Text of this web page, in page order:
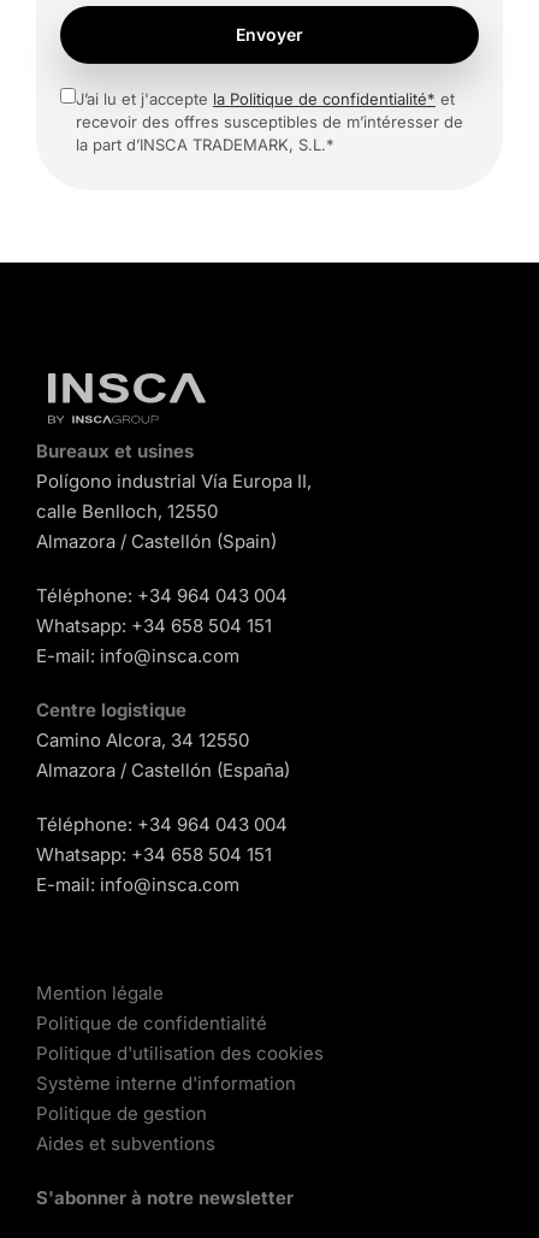
Envoyer
J’ai lu et j'accepte la Politique de confidentialité* et
recevoir des offres susceptibles de m’intéresser de
la part d’INSCA TRADEMARK, S.L.*
Bureaux et usines
Polígono industrial Vía Europa II,
calle Benlloch, 12550
Almazora / Castellón (Spain)
Téléphone: +34 964 043 004
Whatsapp: +34 658 504 151
E-mail: info@insca.com
Centre logistique
Camino Alcora, 34 12550
Almazora / Castellón (España)
Téléphone: +34 964 043 004
Whatsapp: +34 658 504 151
E-mail: info@insca.com
Mention légale
Politique de confidentialité
Politique d'utilisation des cookies
Système interne d'information
Politique de gestion
Aides et subventions
S'abonner à notre newsletter